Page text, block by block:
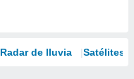
Radar de lluvia Satélites